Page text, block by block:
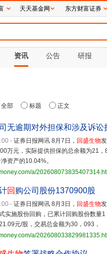
资讯 公告 研报
全部 标题 正文
司无逾期对外担保和涉及诉
- 证券日报网讯 8月7日， 回盛生物
万元，实际提供担保的总余额为21
资产的10.04%。
a/
回 购公司股份1370900股
- 证券日报网讯 8月3日， 回盛生物
实施股份回购，已累计回购股份数
元/股，交易总金额为30，093，
a/
天天基金网 东方财富证券